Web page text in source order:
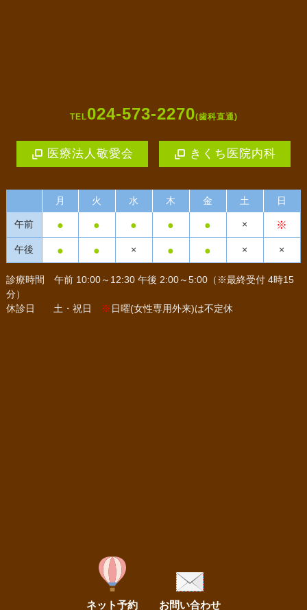
TEL024-573-2270(歯科直通)
医療法人敬愛会 きくち医院内科
月 火 水 木 金 土 日
午前 ● ● ● ● ● × ※
午後 ● ● × ● ● × ×
診療時間
午前 10:00～12:30 午後 2:00～5:00（※最終受付 4時15
分）
休診日
土・祝日 ※ 日曜(女性専用外来)は不定休
ネット予約 お問い合わせ